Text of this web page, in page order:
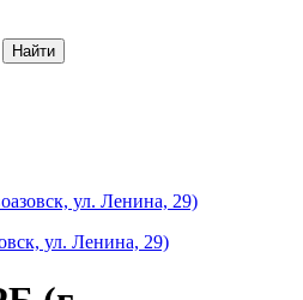
Найти
ул. Ленина, 29)